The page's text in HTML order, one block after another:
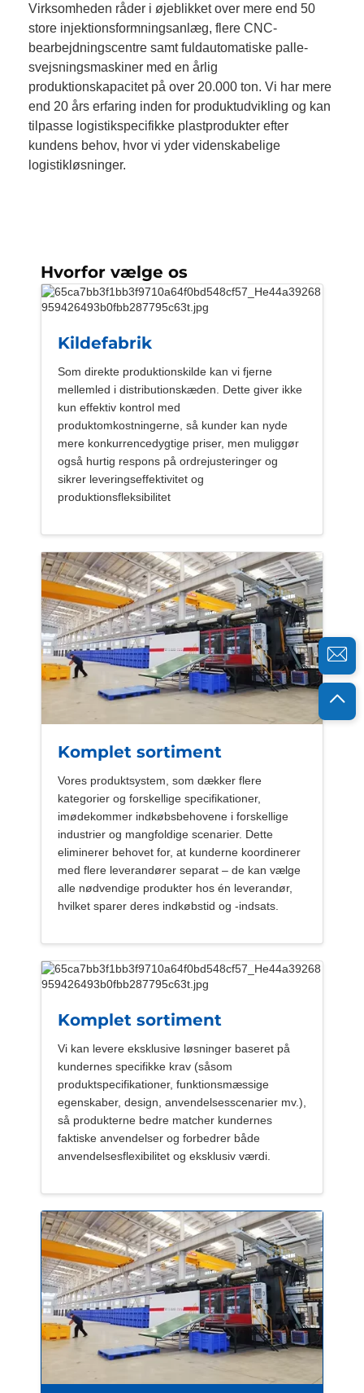
Virksomheden råder i øjeblikket over mere end 50
store injektionsformningsanlæg, flere CNC-
bearbejdningscentre samt fuldautomatiske palle-
svejsningsmaskiner med en årlig
produktionskapacitet på over 20.000 ton. Vi har mere
end 20 års erfaring inden for produktudvikling og kan
tilpasse logistikspecifikke plastprodukter efter
kundens behov, hvor vi yder videnskabelige
logistikløsninger.
Hvorfor vælge os
Kildefabrik
Som direkte produktionskilde kan vi fjerne
mellemled i distributionskæden. Dette giver ikke
kun effektiv kontrol med
produktomkostningerne, så kunder kan nyde
mere konkurrencedygtige priser, men muliggør
også hurtig respons på ordrejusteringer og
sikrer leveringseffektivitet og
produktionsfleksibilitet
Komplet sortiment
Vores produktsystem, som dækker flere
kategorier og forskellige specifikationer,
imødekommer indkøbsbehovene i forskellige
industrier og mangfoldige scenarier. Dette
eliminerer behovet for, at kunderne koordinerer
med flere leverandører separat – de kan vælge
alle nødvendige produkter hos én leverandør,
hvilket sparer deres indkøbstid og -indsats.
Komplet sortiment
Vi kan levere eksklusive løsninger baseret på
kundernes specifikke krav (såsom
produktspecifikationer, funktionsmæssige
egenskaber, design, anvendelsesscenarier mv.),
så produkterne bedre matcher kundernes
faktiske anvendelser og forbedrer både
anvendelsesflexibilitet og eksklusiv værdi.